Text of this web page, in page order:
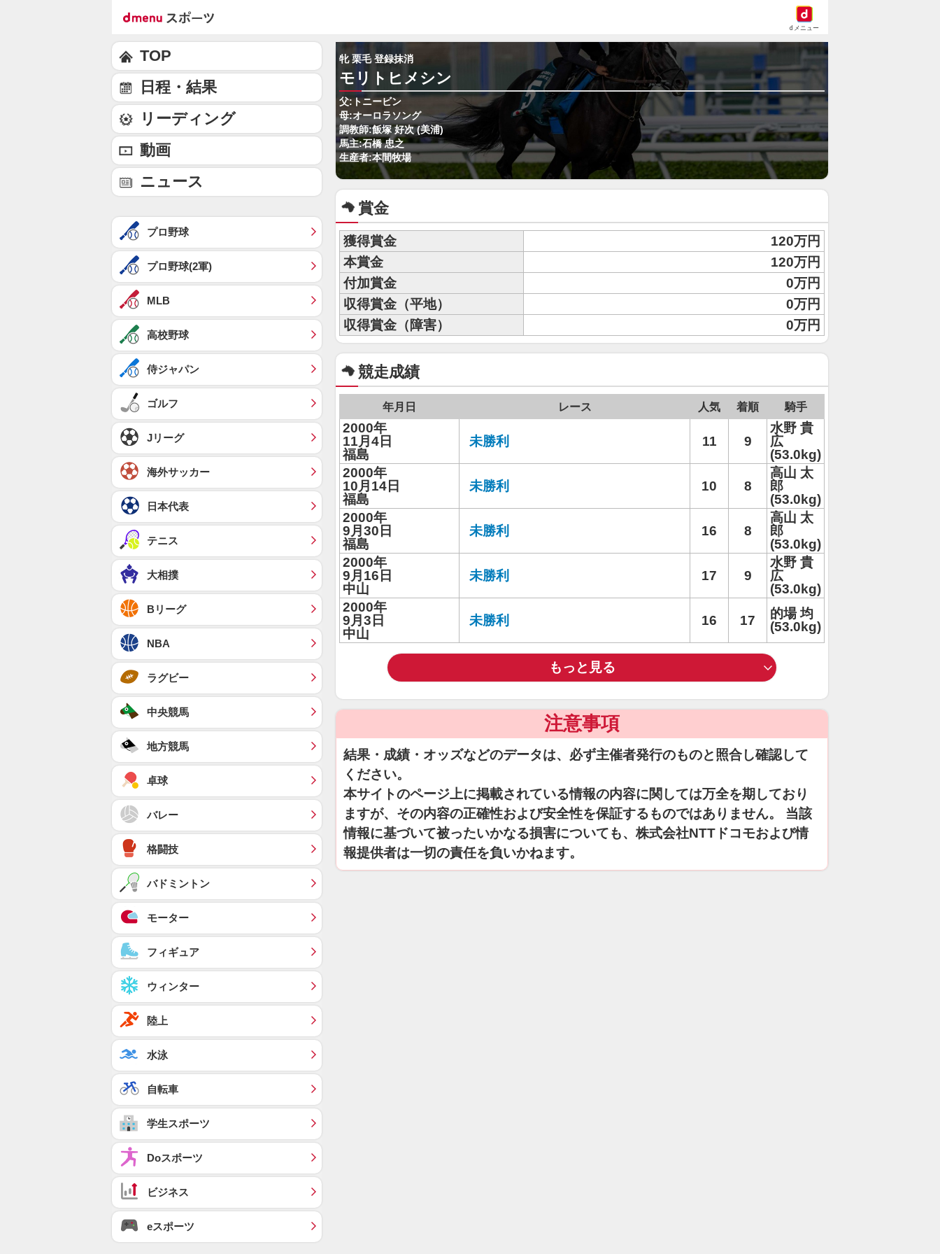
dメニュー
牝 栗毛 登録抹消
モリトヒメシン
父:トニービン
母:オーロラソング
調教師:飯塚 好次 (美浦)
馬主:石橋 忠之
生産者:本間牧場
賞金
獲得賞金
120万円
本賞金
120万円
付加賞金
0万円
収得賞金（平地）
0万円
収得賞金（障害）
0万円
競走成績
年月日 レース 人気 着順 騎手
2000年
11月4日
福島
未勝利 11 9
水野 貴
広
(53.0kg)
2000年
10月14日
福島
未勝利 10 8
高山 太
郎
(53.0kg)
2000年
9月30日
福島
未勝利 16 8
高山 太
郎
(53.0kg)
2000年
9月16日
中山
未勝利 17 9
水野 貴
広
(53.0kg)
2000年
9月3日
中山
未勝利 16 17
的場 均
(53.0kg)
もっと見る
注意事項
結果・成績・オッズなどのデータは、必ず主催者発行のものと照合し確認して
ください。
本サイトのページ上に掲載されている情報の内容に関しては万全を期しており
ますが、その内容の正確性および安全性を保証するものではありません。 当該
情報に基づいて被ったいかなる損害についても、株式会社NTTドコモおよび情
報提供者は一切の責任を負いかねます。
TOP
日程・結果
リーディング
動画
ニュース
プロ野球
プロ野球(2軍)
MLB
高校野球
侍ジャパン
ゴルフ
Jリーグ
海外サッカー
日本代表
テニス
大相撲
Bリーグ
NBA
ラグビー
中央競馬
地方競馬
卓球
バレー
格闘技
バドミントン
モーター
フィギュア
ウィンター
陸上
水泳
自転車
学生スポーツ
Doスポーツ
ビジネス
eスポーツ